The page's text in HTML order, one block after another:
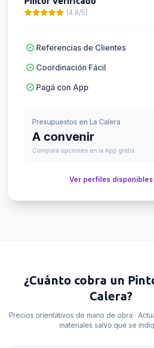
(4.9/5)
Referencias de Clientes
Coordinación Fácil
Pagá con App
Presupuestos en La Calera
A convenir
Compará opciones en la App gratis
Ver perfiles disponibles
¿Cuánto cobra un
Calera?
Precios orientativos de mano de obra ·
materiales salvo que se